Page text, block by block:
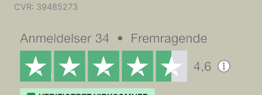
CVR: 39485273